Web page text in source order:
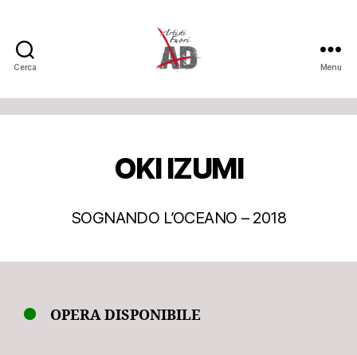
Cerca
Fuori
Menu
OKI IZUMI
SOGNANDO L’OCEANO – 2018
OPERA DISPONIBILE